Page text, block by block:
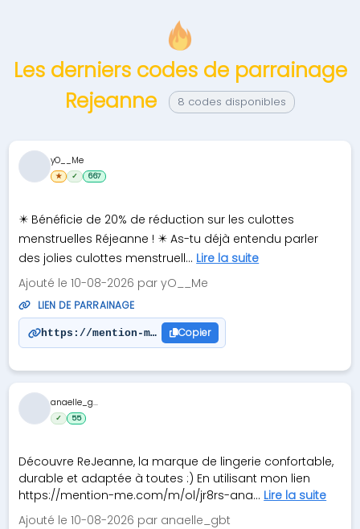
Les derniers codes de parrainage
Rejeanne
8 codes disponibles
✴️ Bénéficie de 20% de réduction sur les culottes
menstruelles Réjeanne ! ✴️ As-tu déjà entendu parler
des jolies culottes menstruell... Lire la suite
Ajouté le 10-08-2026 par yO__Me
LIEN DE PARRAINAGE
https://mention-me.com/m/ode/qg6wi-emilie-
Copier
yO__Me
★ ✓ 667
Découvre ReJeanne, la marque de lingerie confortable,
durable et adaptée à toutes :) En utilisant mon lien
https://mention-me.com/m/ol/jr8rs-ana... Lire la suite
Ajouté le 10-08-2026 par anaelle_gbt
anaelle_g...
✓ 55